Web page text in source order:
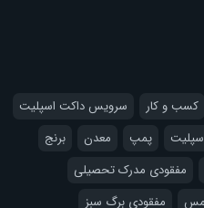
کسب و کار
سرویس داکت اسپلیت
پمپ معدن
برنج
مفقودی مدرک تحصیلی
مفقودی برگ سبز